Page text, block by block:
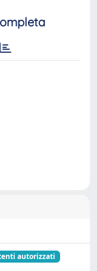
autorizzati